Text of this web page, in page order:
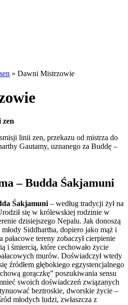
» Dawni Mistrzowie
linii zen, przekazu od mistrza do
Gautamy, uznanego za Buddę –
– Budda Śakjamuni
Śakjamuni – według tradycji żył na
się w królewskiej rodzinie w
dzisiejszego Nepalu. Jak donoszą
Siddhartha, dopiero jako mąż i
tereny zobaczył cierpienie
i śmiercią, które cechowało życie
murów. Doświadczył wtedy
źródłem głębokiego egzystencjalnego
gorączkę” poszukiwania sensu
swoich doświadczeń związanych
beztroskie, dworskie życie –
młodych ludzi, zwłaszcza z